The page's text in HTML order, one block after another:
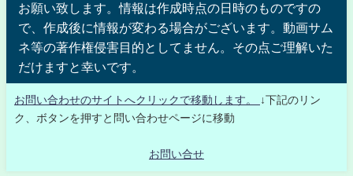
お願い致します。情報は作成時点の日時のものですの
で、作成後に情報が変わる場合がございます。動画サム
ネ等の著作権侵害目的としてません。その点ご理解いた
だけますと幸いです。
お問い合わせのサイトへクリックで移動します。
↓下記のリン
ク、ボタンを押すと問い合わせページに移動
お問い合せ